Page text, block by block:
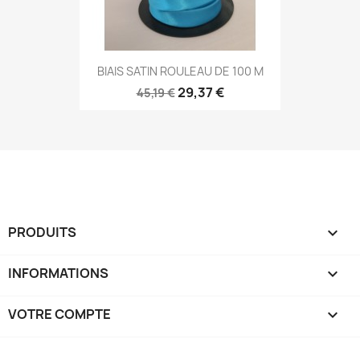
BIAIS SATIN ROULEAU DE 100 M
45,19 €29,37 €
PRODUITS 
INFORMATIONS 
VOTRE COMPTE 